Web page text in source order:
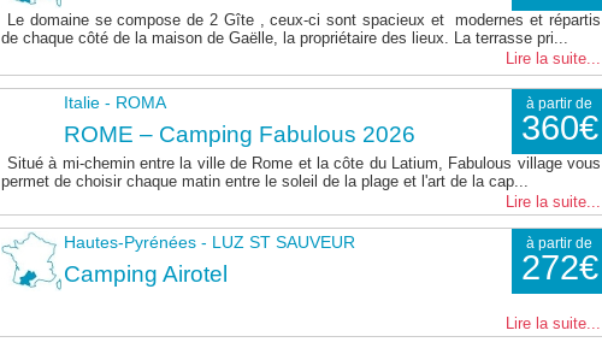
Le domaine se compose de 2 Gîte , ceux-ci sont spacieux et modernes et répartis
de chaque côté de la maison de Gaëlle, la propriétaire des lieux. La terrasse pri...
Lire la suite...
Italie - ROMA à partir de
360€
ROME – Camping Fabulous 2026
Situé à mi-chemin entre la ville de Rome et la côte du Latium, Fabulous village vous
permet de choisir chaque matin entre le soleil de la plage et l'art de la cap...
Lire la suite...
Hautes-Pyrénées - LUZ ST SAUVEUR à partir de
272€
Camping Airotel
Lire la suite...